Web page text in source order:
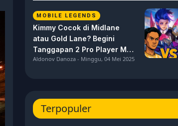
MOBILE LEGENDS
Kimmy Cocok di Midlane
atau Gold Lane? Begini
Tanggapan 2 Pro Player MPL
ID S15 ini
Aldonov Danoza - Minggu, 04 Mei 2025
Terpopuler